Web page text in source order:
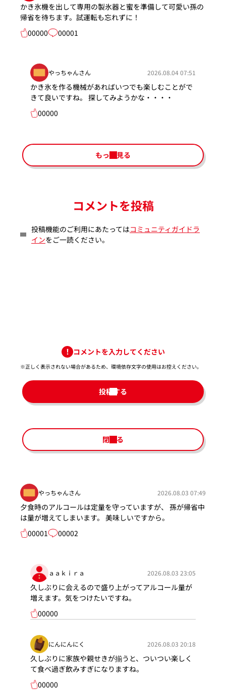
かき氷機を出して専用の製氷器と蜜を準備して可愛い孫の
帰省を待ちます。試運転も忘れずに！
00000
00001
やっちゃんさん 2026.08.04 07:51
かき氷を作る機械があればいつでも楽しむことがで
きて良いですね。 探してみようかな・・・・
00000
もっと見る
コメントを投稿
投稿機能のご利用にあたってはコミュニティガイドラ
インをご一読ください。
コメントを入力してください
※正しく表示されない場合があるため、環境依存文字の使用はお控えください。​
投稿する
閉じる
やっちゃんさん 2026.08.03 07:49
夕食時のアルコールは定量を守っていますが、 孫が帰省中
は量が増えてしまいます。 美味しいですから。
00001
00002
ａａｋｉｒａ 2026.08.03 23:05
久しぶりに会えるので盛り上がってアルコール量が
増えます。気をつけたいですね。
00000
にんにんにく 2026.08.03 20:18
久しぶりに家族や親せきが揃うと、ついつい楽しく
て食べ過ぎ飲みすぎになりますね。
00000